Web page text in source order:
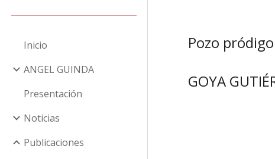
Inicio
ANGEL GUINDA
Presentación
Noticias
Publicaciones
Pozo pródigo
GOYA